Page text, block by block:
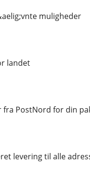
muligheder
landet
fra PostNord for din
levering til alle